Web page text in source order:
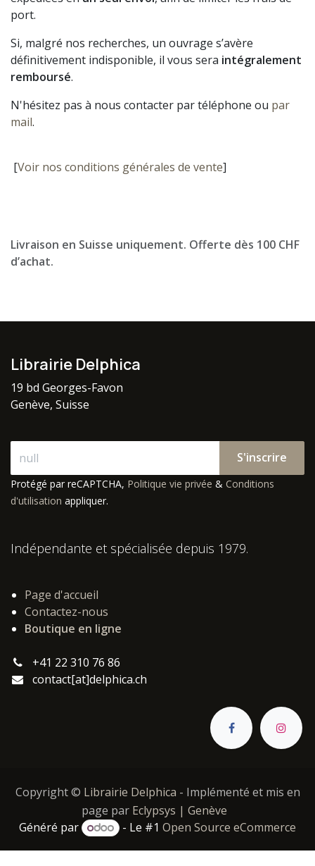
port.
Si, malgré nos recherches, un ouvrage s’avère
définitivement indisponible, il vous sera intégralement
remboursé.
N'hésitez pas à nous contacter par téléphone ou par
mail.
[Voir nos conditions générales de vente]
Livraison en Suisse uniquement. Offerte dès 100 CHF
d’achat.
Librairie Delphica
19 bd Georges-Favon
Genève, Suisse
S'inscrire
Protégé par reCAPTCHA, Politique vie privée & Conditions
d'utilisation appliquer.
Indépendante et spécialisée depuis 1979.
Page d'accueil
Contactez-nous
Boutique en ligne
+41 22 310 76 86
contact[at]delphica.ch
Copyright © Librairie Delphica - Implémenté et mis en
page par Eclypsys | Genève
Généré par
- Le #1Open Source eCommerce